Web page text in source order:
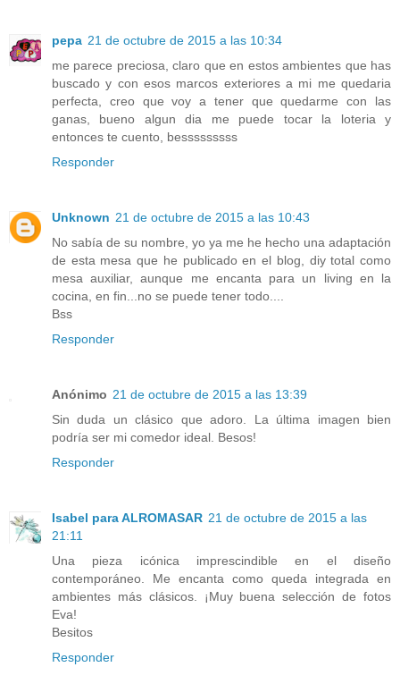
pepa 21 de octubre de 2015 a las 10:34
me parece preciosa, claro que en estos ambientes que has
buscado y con esos marcos exteriores a mi me quedaria
perfecta, creo que voy a tener que quedarme con las
ganas, bueno algun dia me puede tocar la loteria y
entonces te cuento, besssssssss
Responder
Unknown 21 de octubre de 2015 a las 10:43
No sabía de su nombre, yo ya me he hecho una adaptación
de esta mesa que he publicado en el blog, diy total como
mesa auxiliar, aunque me encanta para un living en la
cocina, en fin...no se puede tener todo....
Bss
Responder
Anónimo 21 de octubre de 2015 a las 13:39
Sin duda un clásico que adoro. La última imagen bien
podría ser mi comedor ideal. Besos!
Responder
Isabel para ALROMASAR 21 de octubre de 2015 a las
21:11
Una pieza icónica imprescindible en el diseño
contemporáneo. Me encanta como queda integrada en
ambientes más clásicos. ¡Muy buena selección de fotos
Eva!
Besitos
Responder